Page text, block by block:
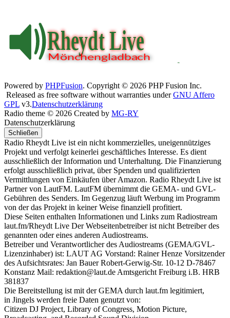
Powered by PHPFusion. Copyright © 2026 PHP Fusion Inc.
Released as free software without warranties underGNU Affero
GPL v3.Datenschutzerklärung
Radio theme © 2026 Created by MG-RY
Datenschutzerklärung
Schließen
Radio Rheydt Live ist ein nicht kommerzielles, uneigennütziges
Projekt und verfolgt keinerlei geschäftliches Interesse. Es dient
ausschließlich der Information und Unterhaltung. Die Finanzierung
erfolgt ausschließlich privat, über Spenden und qualifizierten
Vermittlungen von Einkäufen über Amazon. Radio Rheydt Live ist
Partner von LautFM. LautFM übernimmt die GEMA- und GVL-
Gebühren des Senders. Im Gegenzug läuft Werbung im Programm
von der das Projekt in keiner Weise finanziell profitiert.
Diese Seiten enthalten Informationen und Links zum Radiostream
laut.fm/Rheydt Live Der Webseitenbetreiber ist nicht Betreiber des
genannten oder eines anderen Audiostreams.
Betreiber und Verantwortlicher des Audiostreams (GEMA/GVL-
Lizenzinhaber) ist: LAUT AG Vorstand: Rainer Henze Vorsitzender
des Aufsichtsrates: Jan Bauer Robert-Gerwig-Str. 10-12 D-78467
Konstanz Mail: redaktion@laut.de Amtsgericht Freiburg i.B. HRB
381837
Die Bereitstellung ist mit der GEMA durch laut.fm legitimiert,
in Jingels werden freie Daten genutzt von:
Citizen DJ Project, Library of Congress, Motion Picture,